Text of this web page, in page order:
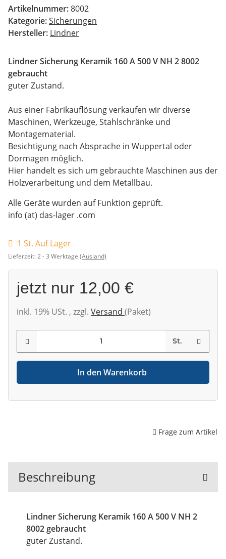
Artikelnummer:8002
Kategorie:Sicherungen
Hersteller: Lindner
Lindner Sicherung Keramik 160 A 500 V NH 2 8002
gebraucht
guter Zustand.
Aus einer Fabrikauflösung verkaufen wir diverse
Maschinen, Werkzeuge, Stahlschränke und
Montagematerial.
Besichtigung nach Absprache in Wuppertal oder
Dormagen möglich.
Hier handelt es sich um gebrauchte Maschinen aus der
Holzverarbeitung und dem Metallbau.
Alle Geräte wurden auf Funktion geprüft.
info (at) das-lager .com
1 St. Auf Lager
Lieferzeit:2 - 3 Werktage (Ausland)
jetzt nur 12,00 €
inkl. 19% USt. , zzgl. Versand (Paket)
St.
In den Warenkorb
Frage zum Artikel
Beschreibung
Lindner Sicherung Keramik 160 A 500 V NH 2
8002 gebraucht
guter Zustand.